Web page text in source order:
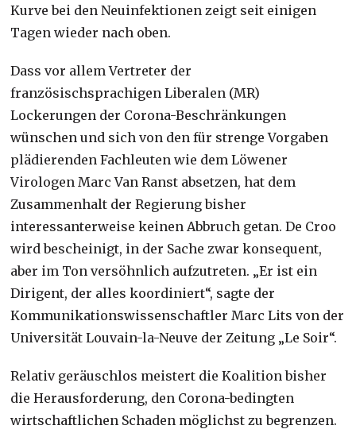
Kurve bei den Neuinfektionen zeigt seit einigen
Tagen wieder nach oben.
Dass vor allem Vertreter der
französischsprachigen Liberalen (MR)
Lockerungen der Corona-Beschränkungen
wünschen und sich von den für strenge Vorgaben
plädierenden Fachleuten wie dem Löwener
Virologen Marc Van Ranst absetzen, hat dem
Zusammenhalt der Regierung bisher
interessanterweise keinen Abbruch getan. De Croo
wird bescheinigt, in der Sache zwar konsequent,
aber im Ton versöhnlich aufzutreten. „Er ist ein
Dirigent, der alles koordiniert“, sagte der
Kommunikationswissenschaftler Marc Lits von der
Universität Louvain-la-Neuve der Zeitung „Le Soir“.
Relativ geräuschlos meistert die Koalition bisher
die Herausforderung, den Corona-bedingten
wirtschaftlichen Schaden möglichst zu begrenzen.